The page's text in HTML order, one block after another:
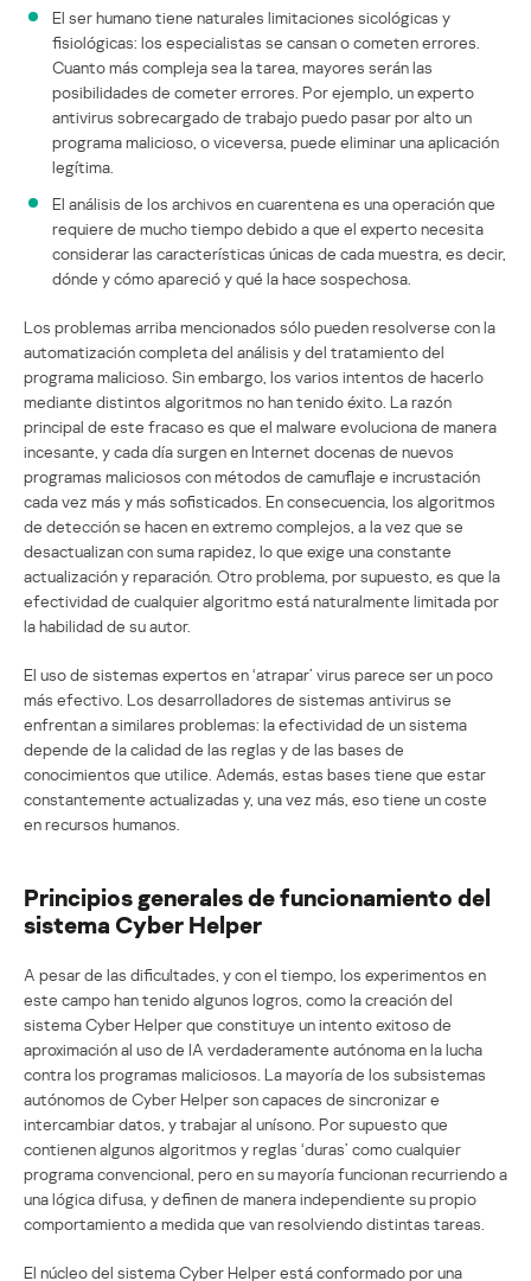
El ser humano tiene naturales limitaciones sicológicas y
fisiológicas: los especialistas se cansan o cometen errores.
Cuanto más compleja sea la tarea, mayores serán las
posibilidades de cometer errores. Por ejemplo, un experto
antivirus sobrecargado de trabajo puedo pasar por alto un
programa malicioso, o viceversa, puede eliminar una aplicación
legítima.
El análisis de los archivos en cuarentena es una operación que
requiere de mucho tiempo debido a que el experto necesita
considerar las características únicas de cada muestra, es decir,
dónde y cómo apareció y qué la hace sospechosa.
Los problemas arriba mencionados sólo pueden resolverse con la
automatización completa del análisis y del tratamiento del
programa malicioso. Sin embargo, los varios intentos de hacerlo
mediante distintos algoritmos no han tenido éxito. La razón
principal de este fracaso es que el malware evoluciona de manera
incesante, y cada día surgen en Internet docenas de nuevos
programas maliciosos con métodos de camuflaje e incrustación
cada vez más y más sofisticados. En consecuencia, los algoritmos
de detección se hacen en extremo complejos, a la vez que se
desactualizan con suma rapidez, lo que exige una constante
actualización y reparación. Otro problema, por supuesto, es que la
efectividad de cualquier algoritmo está naturalmente limitada por
la habilidad de su autor.
El uso de sistemas expertos en ‘atrapar’ virus parece ser un poco
más efectivo. Los desarrolladores de sistemas antivirus se
enfrentan a similares problemas: la efectividad de un sistema
depende de la calidad de las reglas y de las bases de
conocimientos que utilice. Además, estas bases tiene que estar
constantemente actualizadas y, una vez más, eso tiene un coste
en recursos humanos.
Principios generales de funcionamiento del
sistema Cyber Helper
A pesar de las dificultades, y con el tiempo, los experimentos en
este campo han tenido algunos logros, como la creación del
sistema Cyber Helper que constituye un intento exitoso de
aproximación al uso de IA verdaderamente autónoma en la lucha
contra los programas maliciosos. La mayoría de los subsistemas
autónomos de Cyber Helper son capaces de sincronizar e
intercambiar datos, y trabajar al unísono. Por supuesto que
contienen algunos algoritmos y reglas ‘duras’ como cualquier
programa convencional, pero en su mayoría funcionan recurriendo a
una lógica difusa, y definen de manera independiente su propio
comportamiento a medida que van resolviendo distintas tareas.
El núcleo del sistema Cyber Helper está conformado por una